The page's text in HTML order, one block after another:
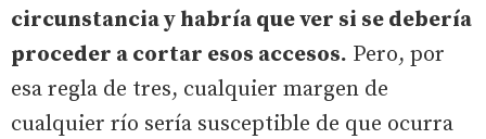
circunstancia y habría que ver si se debería
proceder a cortar esos accesos. Pero, por
esa regla de tres, cualquier margen de
cualquier río sería susceptible de que ocurra